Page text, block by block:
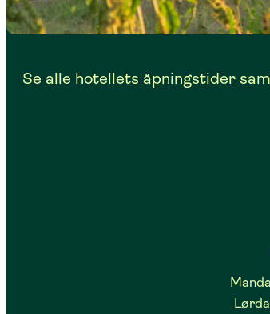
Se alle hotellets åpningstider